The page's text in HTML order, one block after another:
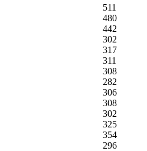
511
480
442
302
317
311
308
282
306
308
302
325
354
296